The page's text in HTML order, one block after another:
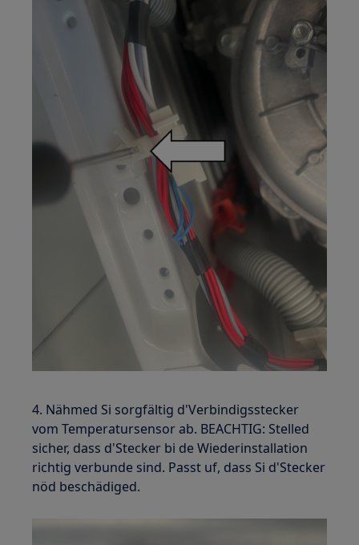
4. Nähmed Si sorgfältig d'Verbindigsstecker
vom Temperatursensor ab. BEACHTIG: Stelled
sicher, dass d'Stecker bi de Wiederinstallation
richtig verbunde sind. Passt uf, dass Si d'Stecker
nöd beschädiged.